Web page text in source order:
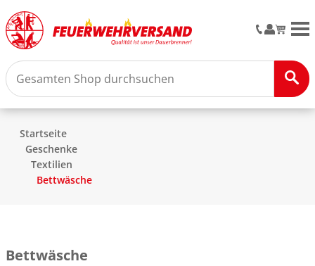
Startseite
Geschenke
Textilien
Bettwäsche
Bettwäsche